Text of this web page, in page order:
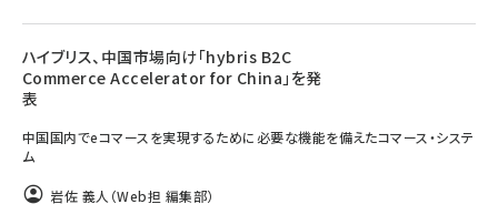
ハイブリス、中国市場向け「hybris B2C
Commerce Accelerator for China」を発
表
中国国内でeコマースを実現するために必要な機能を備えたコマース・システ
ム
岩佐 義人（Web担 編集部）